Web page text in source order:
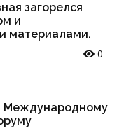
загорелся
и
материалами.
0
Международному